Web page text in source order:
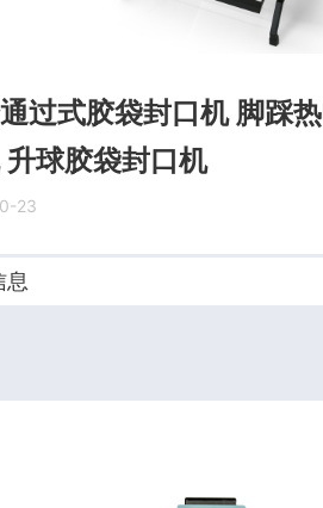
过式胶袋封口机 脚踩
升球胶袋封口机
23
息